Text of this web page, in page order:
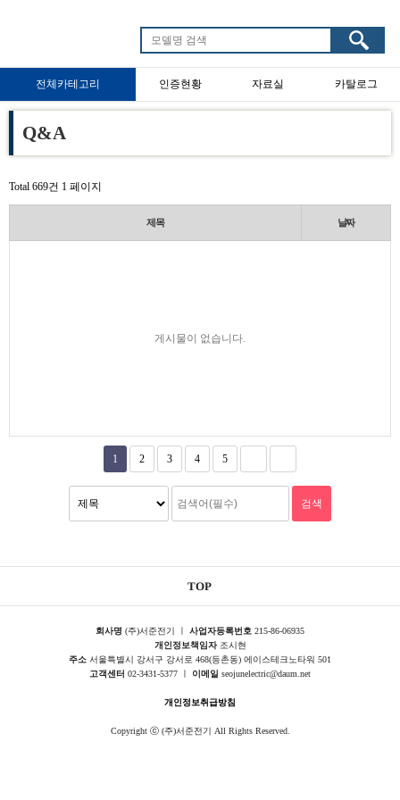
전체카테고리 인증현황 자료실 카탈로그
Q&A
Total 669건 1 페이지
제목 날짜
게시물이 없습니다.
1 2 3 4 5
TOP
회사명 (주)서준전기 ㅣ 사업자등록번호 215-86-06935
개인정보책임자조시현
주소 서울특별시 강서구 강서로 468(등촌동) 에이스테크노타워 501
고객센터 02-3431-5377 ㅣ 이메일 seojunelectric@daum.net
개인정보취급방침
Copyright ⓒ (주)서준전기 All Rights Reserved.